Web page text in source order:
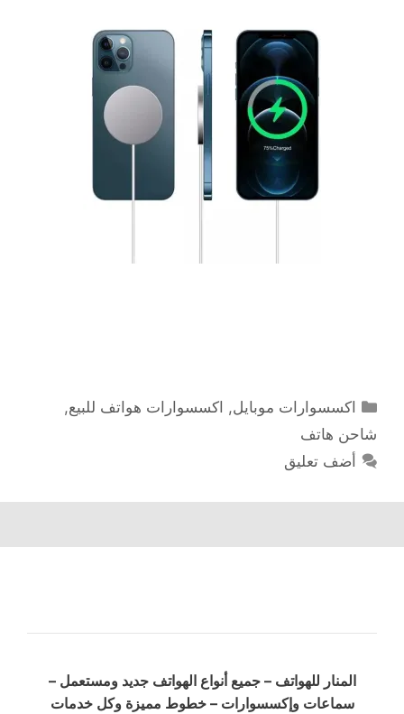
التصنيفات
اكسسوارات موبايل, اكسسوارات هواتف للبيع,
شاحن هاتف
أضف تعليق
المنار للهواتف – جميع أنواع الهواتف جديد ومستعمل –
سماعات وإكسسوارات – خطوط مميزة وكل خدمات